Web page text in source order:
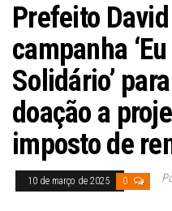
Prefeito
campanha
Solidário’
doação a
imposto de
10 de março de 2025 0